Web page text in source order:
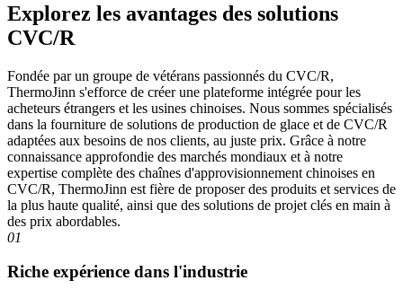
Explorez les avantages des solutions
CVC/R
Fondée par un groupe de vétérans passionnés du CVC/R,
ThermoJinn s'efforce de créer une plateforme intégrée pour les
acheteurs étrangers et les usines chinoises. Nous sommes spécialisés
dans la fourniture de solutions de production de glace et de CVC/R
adaptées aux besoins de nos clients, au juste prix. Grâce à notre
connaissance approfondie des marchés mondiaux et à notre
expertise complète des chaînes d'approvisionnement chinoises en
CVC/R, ThermoJinn est fière de proposer des produits et services de
la plus haute qualité, ainsi que des solutions de projet clés en main à
des prix abordables.
01
Riche expérience dans l'industrie